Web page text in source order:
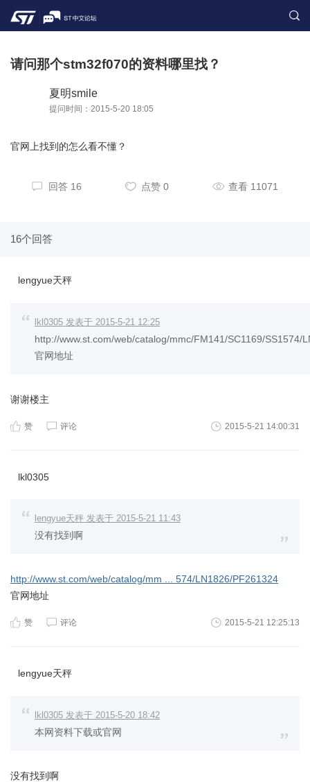
请问那个stm32f070的资料哪里找？
夏明smile
提问时间：2015-5-20 18:05
官网上找到的怎么看不懂？
回答 16 点赞 0 查看 11071
16个回答
lengyue天秤
lkl0305 发表于 2015-5-21 12:25
http://www.st.com/web/catalog/mmc/FM141/SC1169/SS1574/
官网地址
谢谢楼主
赞 评论 2015-5-21 14:00:31
lkl0305
lengyue天秤 发表于 2015-5-21 11:43
没有找到啊
http://www.st.com/web/catalog/mm ... 574/LN1826/PF261324
官网地址
赞 评论 2015-5-21 12:25:13
lengyue天秤
lkl0305 发表于 2015-5-20 18:42
本网资料下载或官网
没有找到啊